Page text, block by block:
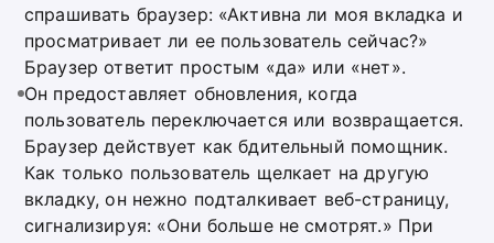
спрашивать браузер: «Активна ли моя вкладка и
просматривает ли ее пользователь сейчас?»
Браузер ответит простым «да» или «нет».
Он предоставляет обновления, когда
пользователь переключается или возвращается.
Браузер действует как бдительный помощник.
Как только пользователь щелкает на другую
вкладку, он нежно подталкивает веб-страницу,
сигнализируя: «Они больше не смотрят.» При